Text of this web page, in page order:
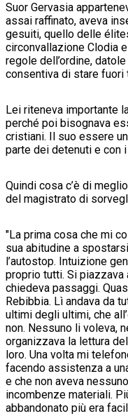
Suor Gervasia
assai raffinato, aveva
gesuiti, quello delle
circonvallazione Clodia
regole dell’ordine,
consentiva di stare fuori
Lei riteneva importante
perché poi bisognava
cristiani. Il suo essere
parte dei detenuti e con
Quindi cosa c’è di
del magistrato di
"La prima cosa che mi
sua abitudine a
l’autostop. Intuizione
proprio tutti. Si piazzava
chiedeva passaggi.
Rebibbia. Lì andava da
ultimi degli ultimi, che
non. Nessuno li voleva,
organizzava la lettura
loro. Una volta mi
facendo assistenza a
e che non aveva
incombenze materiali.
abbandonato più era